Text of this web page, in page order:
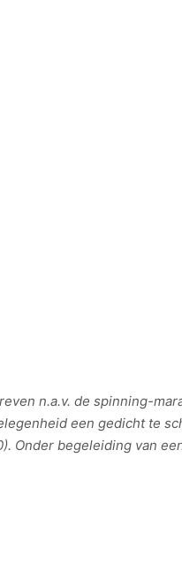
n.a.v. de spinning-
een gedicht te
Onder begeleiding van